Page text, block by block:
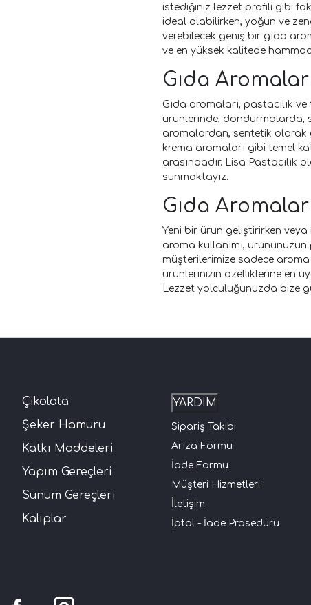
istediğiniz lezzet profili gibi
ideal olabilirken, yoğun ve
verebilecek geniş bir gıda
ve en yüksek kalitede
Gıda
Gıda aromaları, pastacılık
ürünlerinde, dondurmalarda,
aromalardan, sentetik olarak
krema aromaları gibi temel
arasındadır. Lisa Pastacılık
sunmaktayız.
Gıda
Yeni bir ürün geliştirirken
aroma kullanımı,
müşterilerimize sadece
ürünlerinizin özelliklerine en
Lezzet yolculuğunuzda bize
Çikolata
Şeker Hamuru
Katkı Maddeleri
Yapım Gereçleri
Sunum Gereçleri
Kalıplar
YARDIM
Sipariş Takibi
Arıza Formu
İade Formu
Müşteri Hizmetleri
İletişim
İptal - İade Prosedürü